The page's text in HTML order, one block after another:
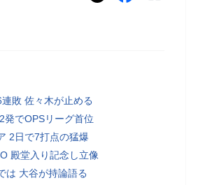
連敗 佐々木が止める
発でOPSリーグ首位
2日で7打点の猛爆
殿堂入り記念し立像
は 大谷が持論語る